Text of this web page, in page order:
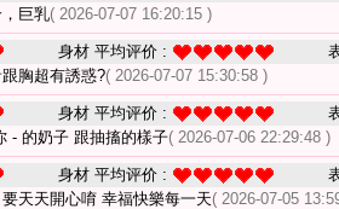
巨乳( 2026-07-07 16:20:15 )
身材 平均评价 :
胸超有誘惑?( 2026-07-07 15:30:58 )
身材 平均评价 :
- 的奶子 跟抽搐的樣子( 2026-07-06 22:29:48 )
身材 平均评价 :
天天開心唷 幸福快樂每一天( 2026-07-05